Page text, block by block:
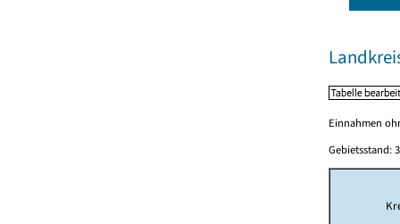
Einnahmen
Gebietsstand: